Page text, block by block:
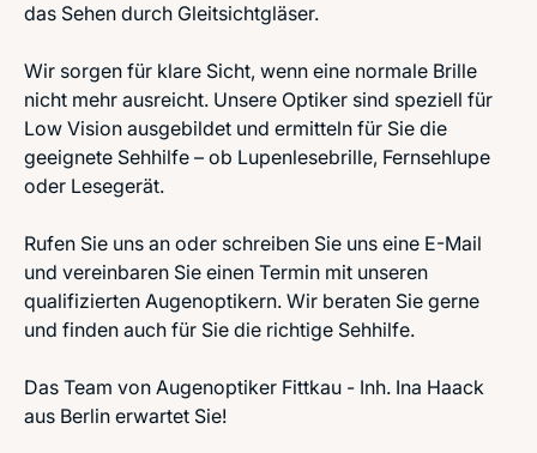
das Sehen durch Gleitsichtgläser.
Wir sorgen für klare Sicht, wenn eine normale Brille
nicht mehr ausreicht. Unsere Optiker sind speziell für
Low Vision ausgebildet und ermitteln für Sie die
geeignete Sehhilfe – ob Lupenlesebrille, Fernsehlupe
oder Lesegerät.
Rufen Sie uns an oder schreiben Sie uns eine E-Mail
und vereinbaren Sie einen Termin mit unseren
qualifizierten Augenoptikern. Wir beraten Sie gerne
und finden auch für Sie die richtige Sehhilfe.
Das Team von Augenoptiker Fittkau - Inh. Ina Haack
aus Berlin erwartet Sie!